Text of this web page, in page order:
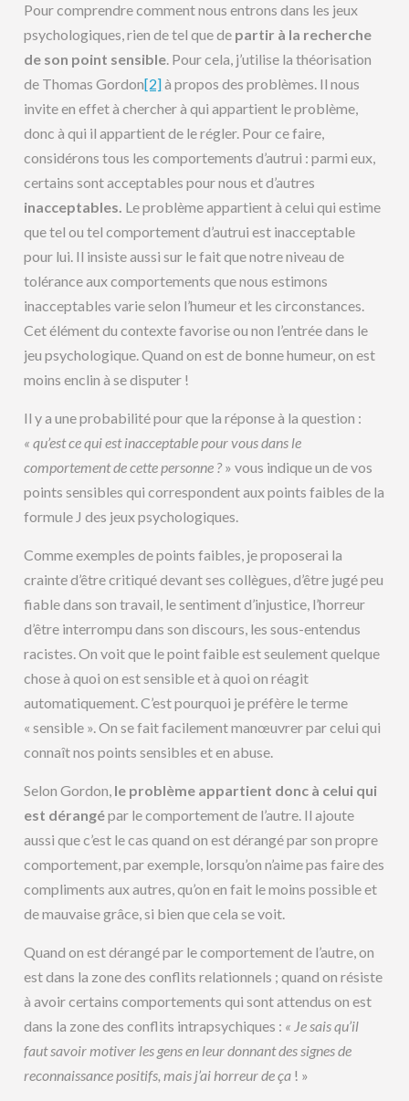
Pour comprendre comment nous entrons dans les jeux
psychologiques, rien de tel que de partir à la recherche
de son point sensible. Pour cela, j’utilise la théorisation
de Thomas Gordon[2]à propos des problèmes. Il nous
invite en effet à chercher à qui appartient le problème,
donc à qui il appartient de le régler. Pour ce faire,
considérons tous les comportements d’autrui : parmi eux,
certains sont acceptables pour nous et d’autres
inacceptables. Le problème appartient à celui qui estime
que tel ou tel comportement d’autrui est inacceptable
pour lui. Il insiste aussi sur le fait que notre niveau de
tolérance aux comportements que nous estimons
inacceptables varie selon l’humeur et les circonstances.
Cet élément du contexte favorise ou non l’entrée dans le
jeu psychologique. Quand on est de bonne humeur, on est
moins enclin à se disputer !
Il y a une probabilité pour que la réponse à la question :
« qu’est ce qui est inacceptable pour vous dans le
comportement de cette personne ?» vous indique un de vos
points sensibles qui correspondent aux points faibles de la
formule J des jeux psychologiques.
Comme exemples de points faibles, je proposerai la
crainte d’être critiqué devant ses collègues, d’être jugé peu
fiable dans son travail, le sentiment d’injustice, l’horreur
d’être interrompu dans son discours, les sous-entendus
racistes. On voit que le point faible est seulement quelque
chose à quoi on est sensible et à quoi on réagit
automatiquement. C’est pourquoi je préfère le terme
« sensible ». On se fait facilement manœuvrer par celui qui
connaît nos points sensibles et en abuse.
Selon Gordon, le problème appartient donc à celui qui
est dérangépar le comportement de l’autre. Il ajoute
aussi que c’est le cas quand on est dérangé par son propre
comportement, par exemple, lorsqu’on n’aime pas faire des
compliments aux autres, qu’on en fait le moins possible et
de mauvaise grâce, si bien que cela se voit.
Quand on est dérangé par le comportement de l’autre, on
est dans la zone des conflits relationnels ; quand on résiste
à avoir certains comportements qui sont attendus on est
dans la zone des conflits intrapsychiques : « Je sais qu’il
faut savoir motiver les gens en leur donnant des signes de
reconnaissance positifs, mais j’ai horreur de ça ! »